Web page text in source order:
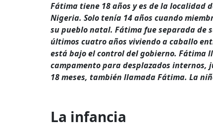
Fátima tiene 18 años y es de la localidad
Nigeria. Solo tenía 14 años cuando
su pueblo natal. Fátima fue separada de
últimos cuatro años viviendo a caballo
está bajo el control del gobierno. Fátima
campamento para desplazados internos,
18 meses, también llamada Fátima. La
La infancia